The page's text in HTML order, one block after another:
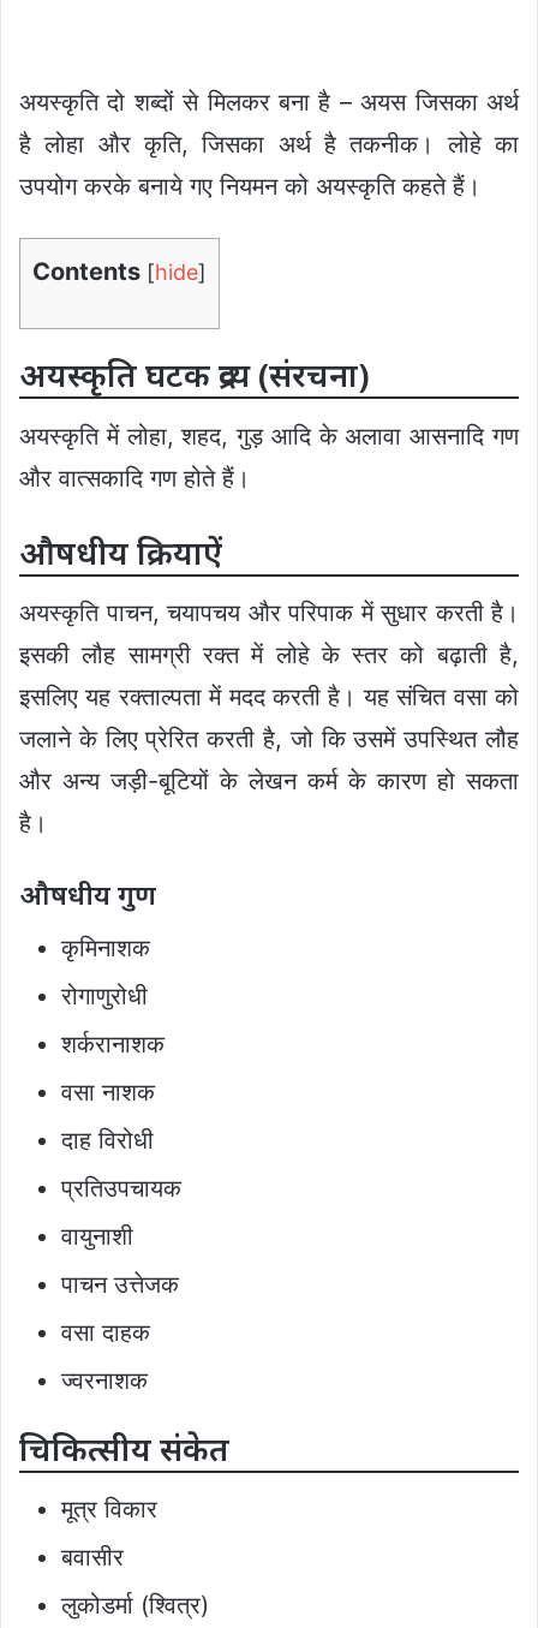
अयस्कृति दो शब्दों से मिलकर बना है – अयस जिसका अर्थ
है लोहा और कृति, जिसका अर्थ है तकनीक। लोहे का
उपयोग करके बनाये गए नियमन को अयस्कृति कहते हैं।
Contents [hide]
अयस्कृति घटक द्रव्य (संरचना)
अयस्कृति में लोहा, शहद, गुड़ आदि के अलावा आसनादि गण
और वात्सकादि गण होते हैं।
औषधीय क्रियाऐं
अयस्कृति पाचन, चयापचय और परिपाक में सुधार करती है।
इसकी लौह सामग्री रक्त में लोहे के स्तर को बढ़ाती है,
इसलिए यह रक्ताल्पता में मदद करती है। यह संचित वसा को
जलाने के लिए प्रेरित करती है, जो कि उसमें उपस्थित लौह
और अन्य जड़ी-बूटियों के लेखन कर्म के कारण हो सकता
है।
औषधीय गुण
कृमिनाशक
रोगाणुरोधी
शर्करानाशक
वसा नाशक
दाह विरोधी
प्रतिउपचायक
वायुनाशी
पाचन उत्तेजक
वसा दाहक
ज्वरनाशक
चिकित्सीय संकेत
मूत्र विकार
बवासीर
लुकोडर्मा (श्वित्र)